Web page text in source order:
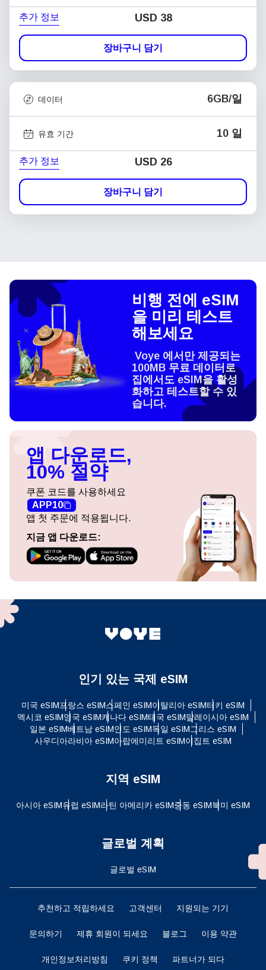
추가 정보 USD 38
장바구니 담기
데이터 6GB/일
유효 기간 10 일
추가 정보 USD 26
장바구니 담기
비행 전에 eSIM
을 미리 테스트
해보세요
Voye 에서만 제공되는
100MB 무료 데이터로
집에서도 eSIM을 활성
화하고 테스트할 수 있
습니다.
앱 다운로드,
10% 절약
쿠폰 코드를 사용하세요
APP10
앱 첫 주문에 적용됩니다.
지금 앱 다운로드:
인기 있는 국제 eSIM
미국 eSIM프랑스 eSIM스페인 eSIM이탈리아 eSIM터키 eSIM
멕시코 eSIM영국 eSIM캐나다 eSIM태국 eSIM말레이시아 eSIM
일본 eSIM베트남 eSIM인도 eSIM독일 eSIM그리스 eSIM
사우디아라비아 eSIM아랍에미리트 eSIM이집트 eSIM
지역 eSIM
아시아 eSIM유럽 ​​eSIM라틴 아메리카 eSIM중동 eSIM북미 eSIM
글로벌 계획
글로벌 eSIM
추천하고 적립하세요 고객센터 지원되는 기기
문의하기 제휴 회원이 되세요 블로그 이용 약관
개인정보처리방침 쿠키 정책 파트너가 되다